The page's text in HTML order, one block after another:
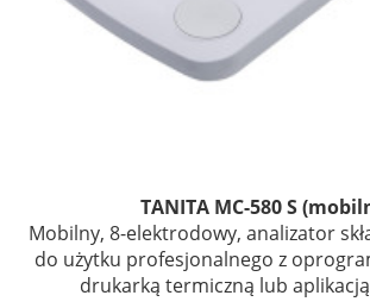
TANITA MC-580 S
Mobilny, 8-elektrodowy, analizator
do użytku profesjonalnego z
drukarką termiczną lub